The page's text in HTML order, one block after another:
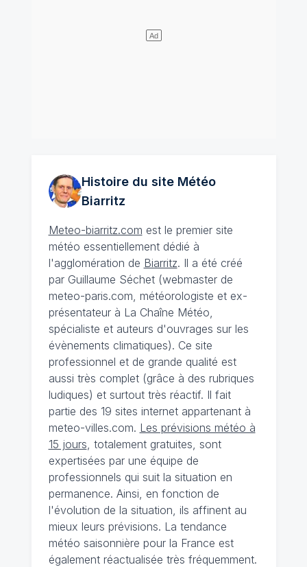
Histoire du site Météo
Biarritz
Meteo-biarritz.com est le premier site
météo essentiellement dédié à
l'agglomération de Biarritz. Il a été créé
par Guillaume Séchet (webmaster de
meteo-paris.com, météorologiste et ex-
présentateur à La Chaîne Météo,
spécialiste et auteurs d'ouvrages sur les
évènements climatiques). Ce site
professionnel et de grande qualité est
aussi très complet (grâce à des rubriques
ludiques) et surtout très réactif. Il fait
partie des 19 sites internet appartenant à
meteo-villes.com. Les prévisions météo à
15 jours , totalement gratuites, sont
expertisées par une équipe de
professionnels qui suit la situation en
permanence. Ainsi, en fonction de
l'évolution de la situation, ils affinent au
mieux leurs prévisions. La tendance
météo saisonnière pour la France est
également réactualisée très fréquemment.